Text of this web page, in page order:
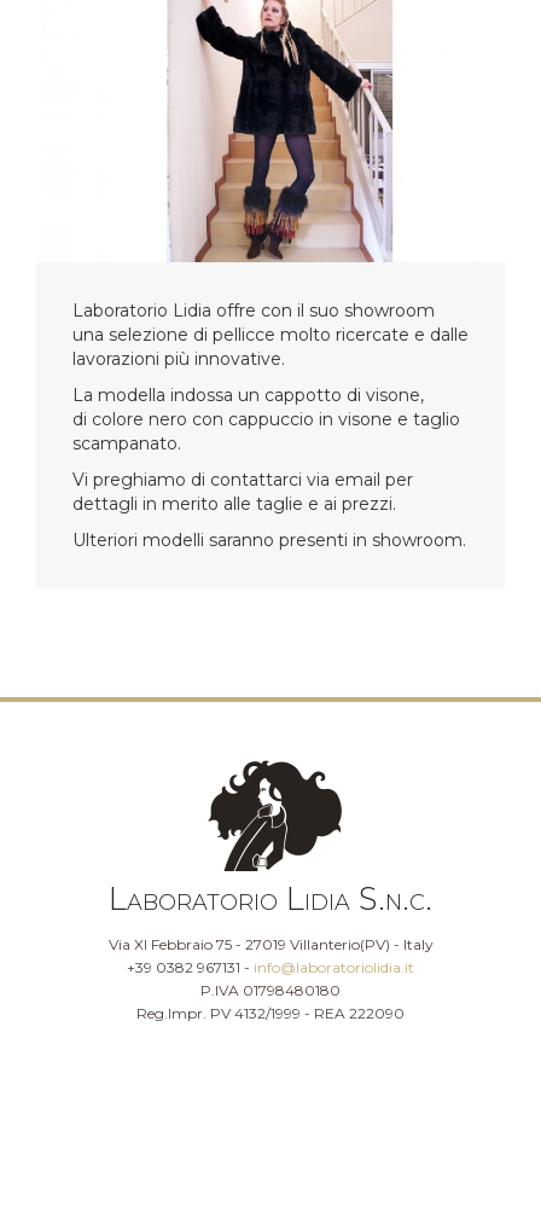
Laboratorio Lidia offre con il suo showroom
una selezione di pellicce molto ricercate e dalle
lavorazioni più innovative.
La modella indossa un cappotto di visone,
di colore nero con cappuccio in visone e taglio
scampanato.
Vi preghiamo di contattarci via email per
dettagli in merito alle taglie e ai prezzi.
Ulteriori modelli saranno presenti in showroom.
Laboratorio Lidia S.n.c.
Via XI Febbraio 75 - 27019 Villanterio(PV) - Italy
+39 0382 967131 - info@laboratoriolidia.it
P.IVA 01798480180
Reg.Impr. PV 4132/1999 - REA 222090